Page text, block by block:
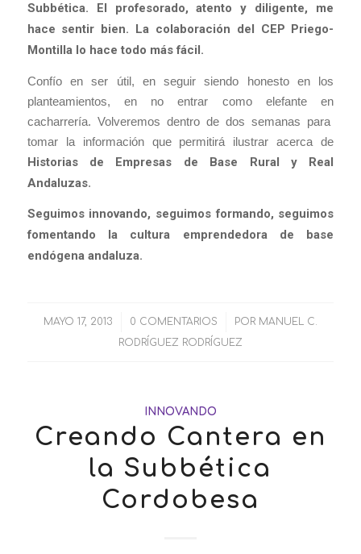
Subbética. El profesorado, atento y diligente, me
hace sentir bien. La colaboración del CEP Priego-
Montilla lo hace todo más fácil.
Confío en ser útil, en seguir siendo honesto en los
planteamientos, en no entrar como elefante en
cacharrería. Volveremos dentro de dos semanas para
tomar la información que permitirá ilustrar acerca de
Historias de Empresas de Base Rural y Real
Andaluzas.
Seguimos innovando, seguimos formando, seguimos
fomentando la cultura emprendedora de base
endógena andaluza.
MAYO 17, 2013
/ 0 COMENTARIOS
/ POR MANUEL C.
RODRÍGUEZ RODRÍGUEZ
INNOVANDO
Creando Cantera en
la Subbética
Cordobesa